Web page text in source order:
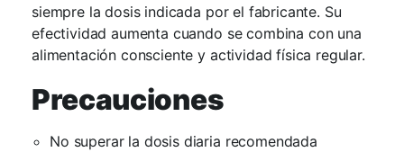
siempre la dosis indicada por el fabricante. Su
efectividad aumenta cuando se combina con una
alimentación consciente y actividad física regular.
Precauciones
No superar la dosis diaria recomendada